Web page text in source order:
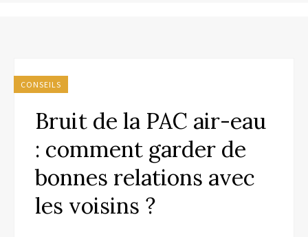
CONSEILS
Bruit de la PAC air-eau
: comment garder de
bonnes relations avec
les voisins ?